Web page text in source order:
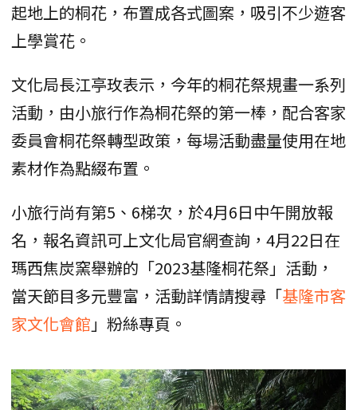
起地上的桐花，布置成各式圖案，吸引不少遊客
上學賞花。
文化局長江亭玫表示，今年的桐花祭規畫一系列
活動，由小旅行作為桐花祭的第一棒，配合客家
委員會桐花祭轉型政策，每場活動盡量使用在地
素材作為點綴布置。
小旅行尚有第5、6梯次，於4月6日中午開放報
名，報名資訊可上文化局官網查詢，4月22日在
瑪西焦炭窯舉辦的「2023基隆桐花祭」活動，
當天節目多元豐富，活動詳情請搜尋「基隆市客
家文化會館 」粉絲專頁。